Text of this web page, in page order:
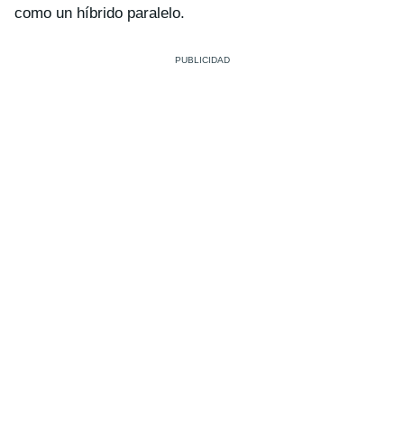
como un híbrido paralelo.